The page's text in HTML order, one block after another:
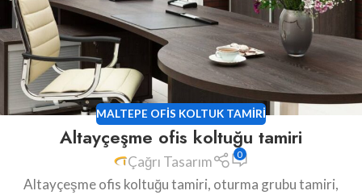
MALTEPE OFIS KOLTUK TAMIRI
Altayçeşme ofis koltuğu tamiri
Çağrı Tasarım 0
Altayçeşme ofis koltuğu tamiri, oturma grubu tamiri,